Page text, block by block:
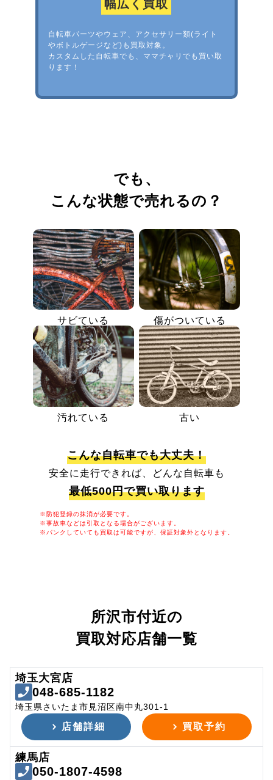
幅広く買取
自転車パーツやウェア、アクセサリー類(ライト
やボトルゲージなど)も買取対象。
カスタムした自転車でも、ママチャリでも買い取
ります！
でも、
こんな状態で売れるの？
サビている 傷がついている
汚れている 古い
こんな自転車でも大丈夫！
安全に走行できれば、どんな自転車も
最低500円で買い取ります
※防犯登録の抹消が必要です。
※事故車などは引取となる場合がございます。
※パンクしていても買取は可能ですが、保証対象外となります。
所沢市付近の
買取対応店舗一覧
埼玉大宮店
048-685-1182
埼玉県さいたま市見沼区南中丸301-1
店舗詳細 買取予約
練馬店
050-1807-4598